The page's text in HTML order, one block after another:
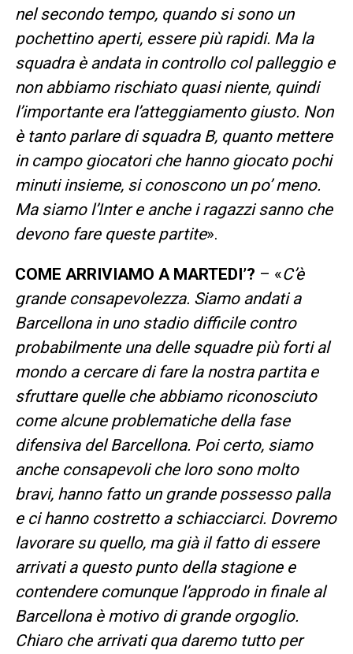
nel secondo tempo, quando si sono un
pochettino aperti, essere più rapidi. Ma la
squadra è andata in controllo col palleggio e
non abbiamo rischiato quasi niente, quindi
l’importante era l’atteggiamento giusto. Non
è tanto parlare di squadra B, quanto mettere
in campo giocatori che hanno giocato pochi
minuti insieme, si conoscono un po’ meno.
Ma siamo l’Inter e anche i ragazzi sanno che
devono fare queste partite».
COME ARRIVIAMO A MARTEDI’? – «C’è
grande consapevolezza. Siamo andati a
Barcellona in uno stadio difficile contro
probabilmente una delle squadre più forti al
mondo a cercare di fare la nostra partita e
sfruttare quelle che abbiamo riconosciuto
come alcune problematiche della fase
difensiva del Barcellona. Poi certo, siamo
anche consapevoli che loro sono molto
bravi, hanno fatto un grande possesso palla
e ci hanno costretto a schiacciarci. Dovremo
lavorare su quello, ma già il fatto di essere
arrivati a questo punto della stagione e
contendere comunque l’approdo in finale al
Barcellona è motivo di grande orgoglio.
Chiaro che arrivati qua daremo tutto per